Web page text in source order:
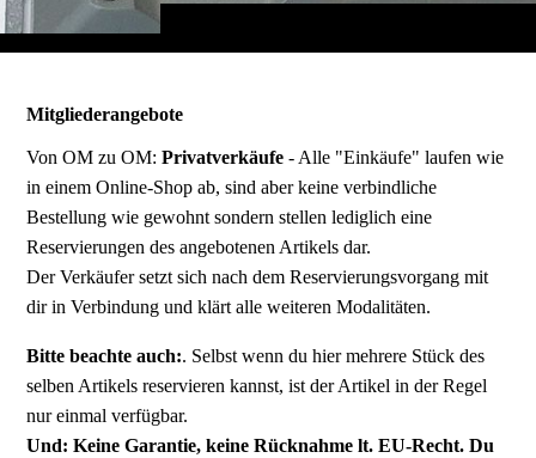
Mitgliederangebote
Von OM zu OM:Privatverkäufe - Alle "Einkäufe" laufen wie
in einem Online-Shop ab, sind aber keine verbindliche
Bestellung wie gewohnt sondern stellen lediglich eine
Reservierungen des angebotenen Artikels dar.
Der Verkäufer setzt sich nach dem Reservierungsvorgang mit
dir in Verbindung und klärt alle weiteren Modalitäten.
Bitte beachte auch:. Selbst wenn du hier mehrere Stück des
selben Artikels reservieren kannst, ist der Artikel in der Regel
nur einmal verfügbar.
Und: Keine Garantie, keine Rücknahme lt. EU-Recht. Du